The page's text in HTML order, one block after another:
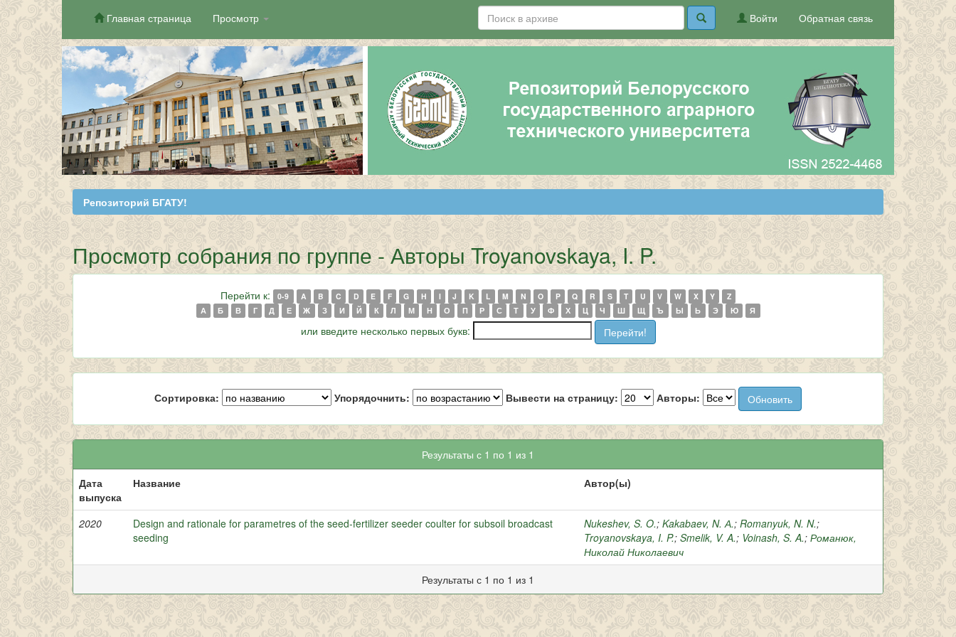
Skip
navigation
Главная страница Просмотр Обратная связь
Войти
Репозиторий БГАТУ!
Просмотр собрания по группе - Авторы Troyanovskaya, I. P.
Перейти к: 0-9 A B C D E F G H I J K L M N O P Q R S T U V W X Y
Z
А
Б В Г Д Е Ж З И Й К Л М Н О П Р С Т У Ф Х Ц Ч Ш Щ Ъ Ы Ь Э Ю Я
или введите несколько первых букв:
Сортировка: Упорядочнить: Вывести на страницу: Авторы:
Результаты с 1 по 1 из 1
Дата
выпуска
Название Автор(ы)
2020
Design and rationale for parametres of the seed-fertilizer seeder coulter for subsoil broadcast
seeding
Nukeshev, S. O.; Kakabaev, N. А.; Romanyuk, N. N.;
Troyanovskaya, I. P.; Smelik, V. A.; Voinash, S. A.; Романюк,
Николай Николаевич
Результаты с 1 по 1 из 1